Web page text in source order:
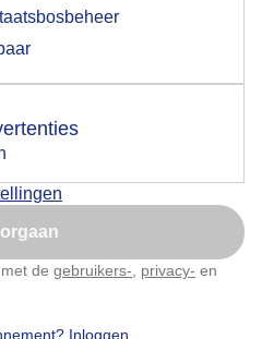
de gebruikers- privacy- en
Inloggen
up uit je browser waarin
de popup
later
aan te passen